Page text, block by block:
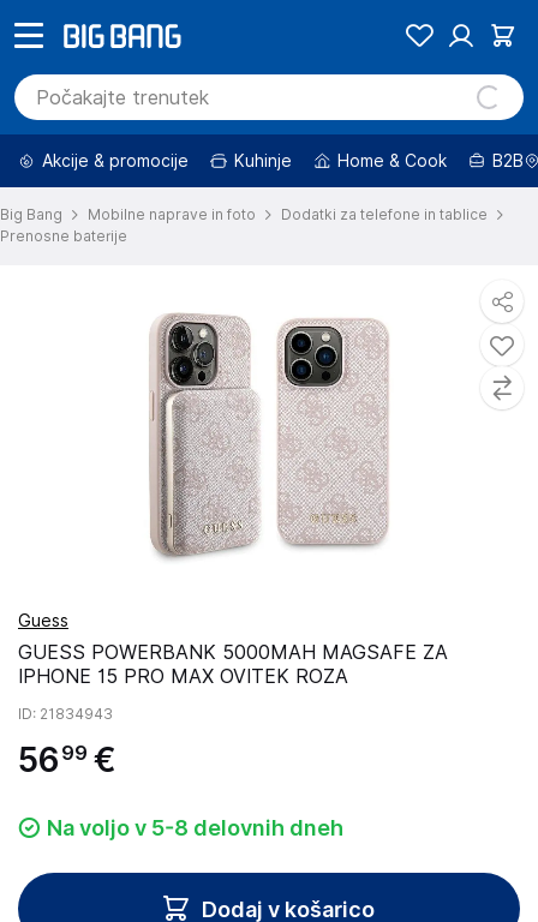
Akcije & promocije Kuhinje Home & Cook B2B
Big Bang Mobilne naprave in foto
Dodatki za telefone in tablice
Prenosne baterije
Guess
GUESS POWERBANK 5000MAH MAGSAFE ZA
IPHONE 15 PRO MAX OVITEK ROZA
ID: 21834943
56 99 €
Na voljo v 5-8 delovnih dneh
Dodaj v košarico